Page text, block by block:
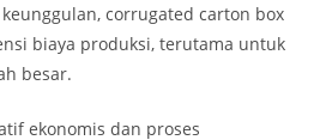
corrugated carton box
biaya produksi, terutama untuk
besar.
ekonomis dan proses